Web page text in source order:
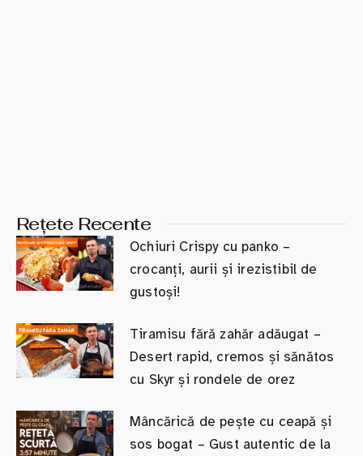
Rețete Recente
Ochiuri Crispy cu panko –
crocanți, aurii și irezistibil de
gustoși!
Tiramisu fără zahăr adăugat –
Desert rapid, cremos și sănătos
cu Skyr și rondele de orez
Mâncărică de pește cu ceapă și
sos bogat – Gust autentic de la